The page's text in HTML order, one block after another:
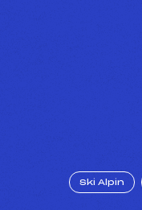
Ski Alpin